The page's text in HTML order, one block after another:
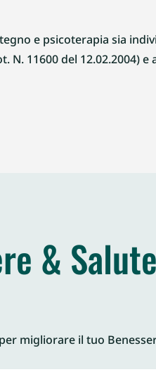
e psicoterapia sia
11600 del 12.02.2004)
&
migliorare il tuo